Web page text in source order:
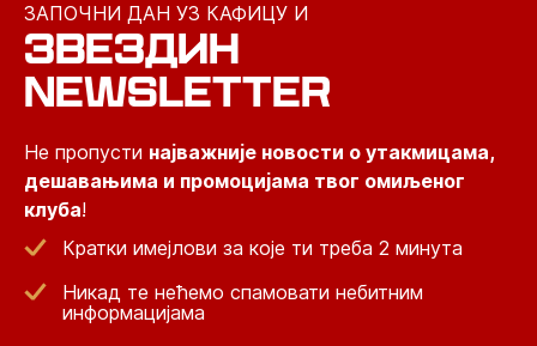
ЗАПОЧНИ ДАН УЗ КАФИЦУ И
ЗВЕЗДИН
NEWSLETTER
Не пропусти најважније новости о утакмицама,
дешавањима и промоцијама твог омиљеног
клуба!
Кратки имејлови за које ти треба 2 минута
Никад те нећемо спамовати небитним
информацијама